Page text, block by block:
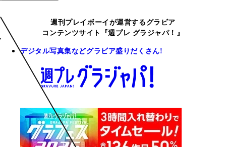
週刊プレイボーイが運営するグラビア
コンテンツサイト『週プレ グラジャパ！』
デジタル写真集などグラビア盛りだくさん!